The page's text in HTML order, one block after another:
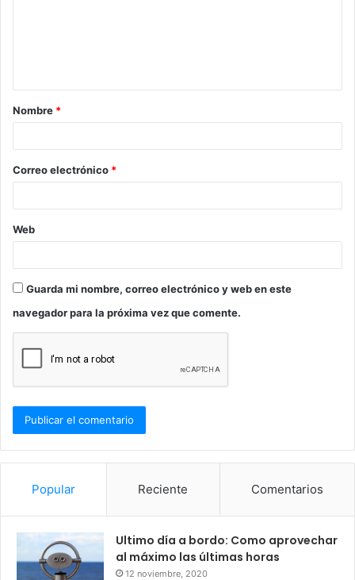
a
r
*
Nombre *
Correo electrónico *
Web
Guarda mi nombre, correo electrónico y web en este
navegador para la próxima vez que comente.
Popular Reciente Comentarios
Ultimo día a bordo: Como aprovechar
al máximo las últimas horas
12 noviembre, 2020